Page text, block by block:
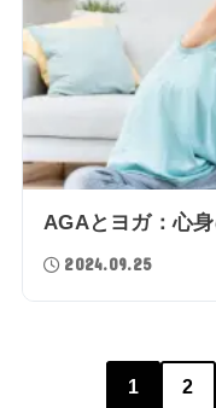
AGAとヨガ：心
2024.09.25
1 2